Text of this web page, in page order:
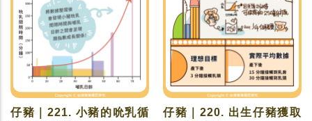
仔豬｜221. 小豬的吮乳循
仔豬｜220. 出生仔豬獲取